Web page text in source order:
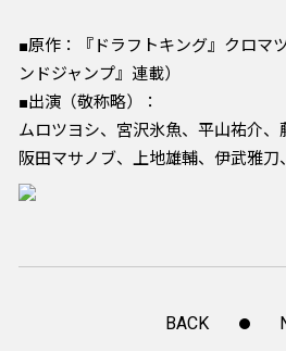
■原作：『ドラフトキング』クロマ
ンドジャンプ』連載）
■出演（敬称略）：
ムロツヨシ、宮沢氷魚、平山祐介、
阪田マサノブ、上地雄輔、伊武雅刀
BACK